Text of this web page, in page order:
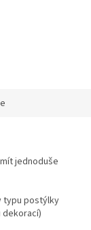
jednoduše
typu postýlky